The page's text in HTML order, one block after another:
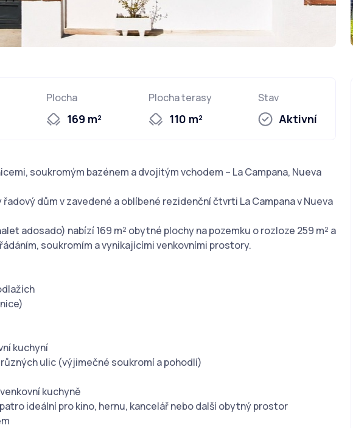
Plocha
169 m²
Plocha terasy
110 m²
Stav
Aktivní
soukromým bazénem a dvojitým vchodem – La Campana, Nueva
dům v zavedené a oblíbené rezidenční čtvrti La Campana v Nueva
adosado) nabízí 169 m² obytné plochy na pozemku o rozloze 259 m² a
soukromím a vynikajícími venkovními prostory.
kuchyní
ulic (výjimečné soukromí a pohodlí)
kuchyně
ideální pro kino, hernu, kancelář nebo další obytný prostor